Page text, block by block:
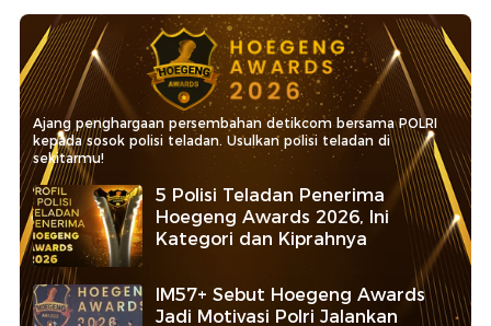
Ajang penghargaan persembahan detikcom bersama POLRI
kepada sosok polisi teladan. Usulkan polisi teladan di
sekitarmu!
5 Polisi Teladan Penerima
Hoegeng Awards 2026, Ini
Kategori dan Kiprahnya
IM57+ Sebut Hoegeng Awards
Jadi Motivasi Polri Jalankan